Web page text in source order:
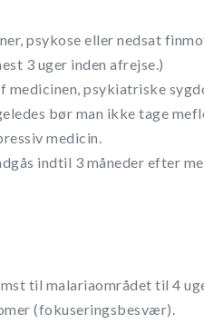
psykose eller nedsat
3 uger inden afrejse.)
psykiatriske
bør man ikke tage
medicin.
indtil 3 måneder efter
til malariaområdet til 4
(fokuseringsbesvær).